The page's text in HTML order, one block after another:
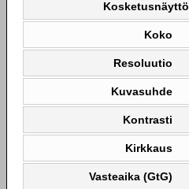
Kosketusnäyttö
Koko
Resoluutio
Kuvasuhde
Kontrasti
Kirkkaus
Vasteaika (GtG)